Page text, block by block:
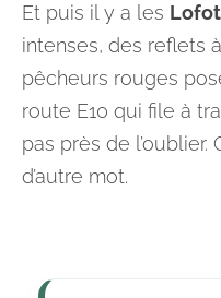
Et puis il y a les
intenses, des reflets
pêcheurs rouges
route E10 qui file à
pas près de l’oublier.
d’autre mot.